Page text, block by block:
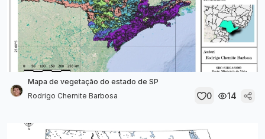
Mapa de vegetação do estado de SP
Rodrigo Chemite Barbosa
0 14